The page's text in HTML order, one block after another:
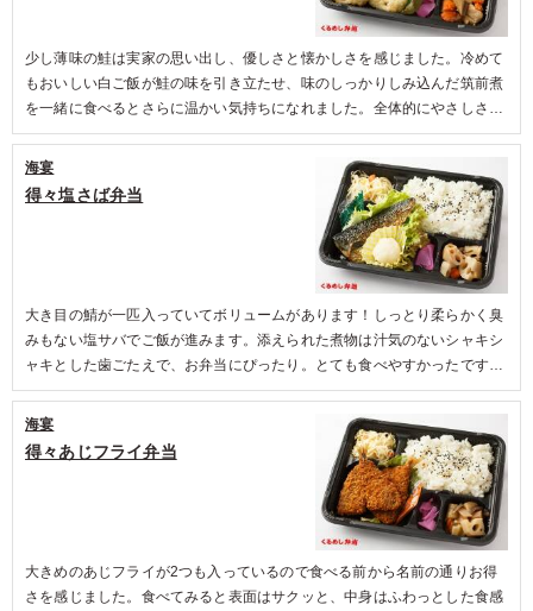
少し薄味の鮭は実家の思い出し、優しさと懐かしさを感じました。冷めて
もおいしい白ご飯が鮭の味を引き立たせ、味のしっかりしみ込んだ筑前煮
を一緒に食べるとさらに温かい気持ちになれました。全体的にやさしさを
感じるお弁当でした。
得々塩さば弁当
海宴
大き目の鯖が一匹入っていてボリュームがあります！しっとり柔らかく臭
みもない塩サバでご飯が進みます。添えられた煮物は汁気のないシャキシ
ャキとした歯ごたえで、お弁当にぴったり。とても食べやすかったです。
手軽にしっかりとした量のお弁当がいただけて、その上この価格なのはび
っくりです。
得々あじフライ弁当
海宴
大きめのあじフライが2つも入っているので食べる前から名前の通りお得
さを感じました。食べてみると表面はサクッと、中身はふわっとした食感